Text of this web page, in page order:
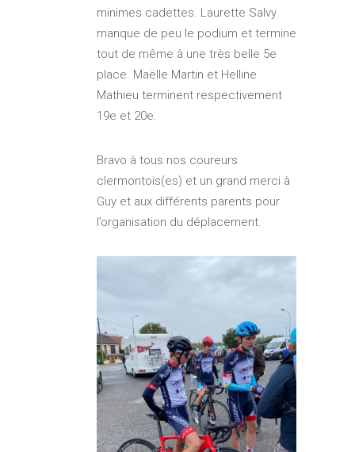
minimes cadettes. Laurette Salvy
manque de peu le podium et termine
tout de même à une très belle 5e
place. Maëlle Martin et Helline
Mathieu terminent respectivement
19e et 20e.
Bravo à tous nos coureurs
clermontois(es) et un grand merci à
Guy et aux différents parents pour
l’organisation du déplacement.